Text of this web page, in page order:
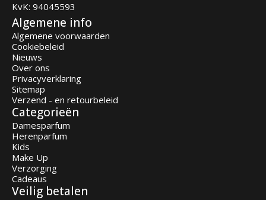
KvK: 94045593
Algemene info
Algemene voorwaarden
Cookiebeleid
Nieuws
Over ons
Privacyverklaring
Sitemap
Verzend - en retourbeleid
Categorieën
Damesparfum
Herenparfum
Kids
Make Up
Verzorging
Cadeaus
Veilig betalen